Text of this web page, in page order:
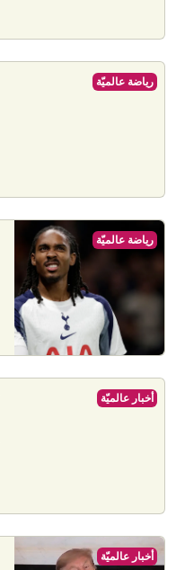
رياضة عالميّة
رياضة عالميّة
أخبار عالميّة
أخبار عالميّة